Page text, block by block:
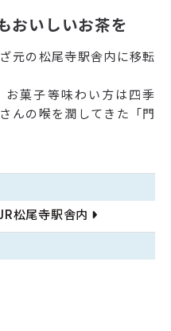
おいしいお茶を
元の松尾寺駅舎内に移転
お菓子等味わい方は四季
んの喉を潤してきた「門
松尾寺駅舎内